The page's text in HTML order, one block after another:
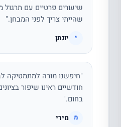
שיעורים פרטיים עם
שהייתי צריך לפני המבחן."
י יונתן
"חיפשנו מורה למתמטיקה
חודשיים ראינו שיפור
בחום."
מ מירי